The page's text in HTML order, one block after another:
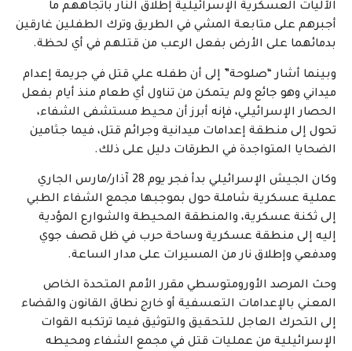
الآليات العسكرية الإسرائيلية إطلاق النار باتجاههم ما
أجبرهم على متابعة المشي في الطريق وترك الطفلين غارقين
بدمائهما على الأرض بفعل الرعب من قتلهم في أي لحظة.
وبينما أشار “صلوحة” إلى أن طفله علي قتل في جريمة إعدام
ميداني وهو جائع ولم يتمكن من تناول أي طعام منذ أيام بفعل
الحصار الإسرائيلي، فإنه أبرز أن محيط مستشفى الشفاء،
تحول إلى منطقة إعدامات ميدانية وجرائم قتل، فيما جثامين
الضحايا المتواجدة في الطرقات دليل على ذلك.
وكان الجيش الإسرائيلي بدأ فجر يوم 28 آذار/مارس الجاري
عملية عسكرية شاملة حول بموجبها مجمع الشفاء الطبي
إلى ثكنة عسكرية، والمنطقة المحيطة والشوارع المؤدية
إليه إلى منطقة عسكرية وساحة حرب في ظل قصف جوي
ومدفعي وإطلاق نار من المسيرات على مدار الساعة.
وحث المرصد الأورومتوسطي مقرر الأمم المتحدة الخاص
المعني بالإعدامات التعسفية أو خارج نطاق القانون والقضاء
إلى التحرك العاجل للتحقيق والتوثيق فيما ترتكبه القوات
الإسرائيلية من عمليات قتل في مجمع الشفاء ومحيطه